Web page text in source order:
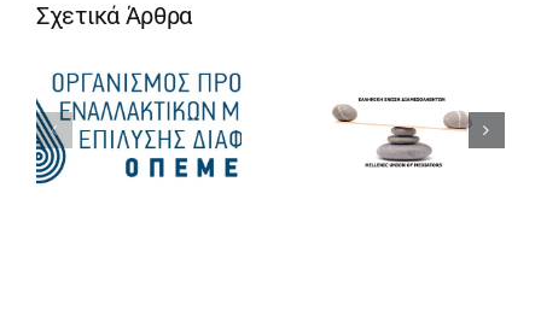
Σχετικά Άρθρα